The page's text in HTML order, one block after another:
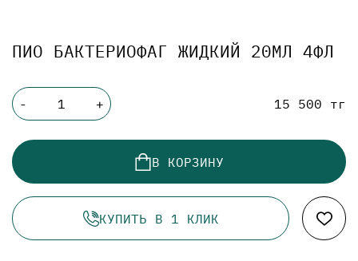
ПИО БАКТЕРИОФАГ ЖИДКИЙ 20МЛ 4ФЛ
- + 15 500 тг
В КОРЗИНУ
КУПИТЬ В 1 КЛИК